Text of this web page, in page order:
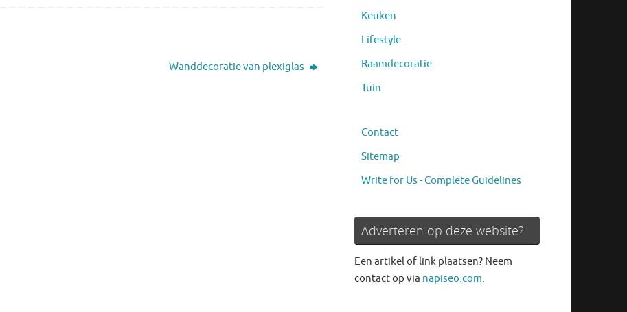
Wanddecoratie van plexiglas
Keuken
Lifestyle
Raamdecoratie
Tuin
Contact
Sitemap
Write for Us - Complete Guidelines
Adverteren op deze website?
Een artikel of link plaatsen? Neem
contact op via napiseo.com.